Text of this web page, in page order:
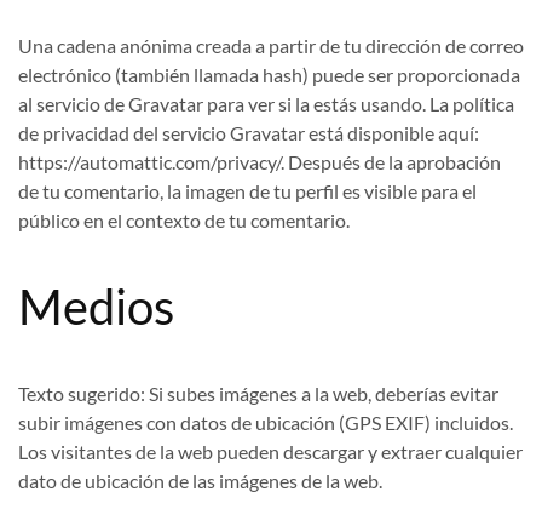
Una cadena anónima creada a partir de tu dirección de correo
electrónico (también llamada hash) puede ser proporcionada
al servicio de Gravatar para ver si la estás usando. La política
de privacidad del servicio Gravatar está disponible aquí:
https://automattic.com/privacy/. Después de la aprobación
de tu comentario, la imagen de tu perfil es visible para el
público en el contexto de tu comentario.
Medios
Texto sugerido: Si subes imágenes a la web, deberías evitar
subir imágenes con datos de ubicación (GPS EXIF) incluidos.
Los visitantes de la web pueden descargar y extraer cualquier
dato de ubicación de las imágenes de la web.